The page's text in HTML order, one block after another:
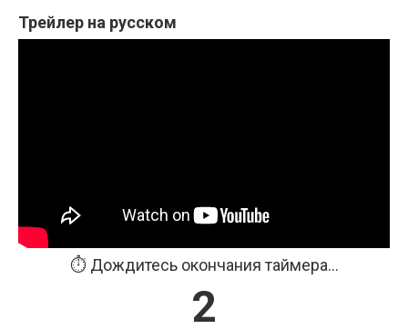
Трейлер на русском
⏱️ Дождитесь окончания таймера...
1